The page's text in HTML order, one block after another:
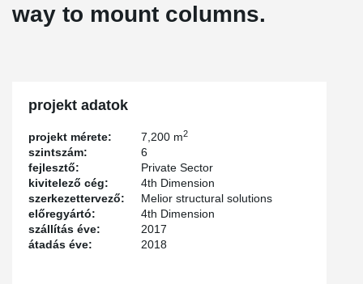
way to mount columns.
projekt adatok
projekt mérete: 7,200 m2
szintszám:
6
fejlesztő:
Private Sector
kivitelező cég:
4th Dimension
szerkezettervező:
Melior structural solutions
előregyártó:
4th Dimension
szállítás éve:
2017
átadás éve:
2018